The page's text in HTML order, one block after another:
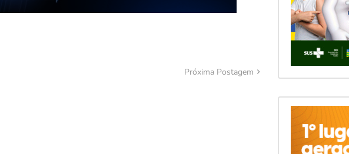
Próxima Postagem